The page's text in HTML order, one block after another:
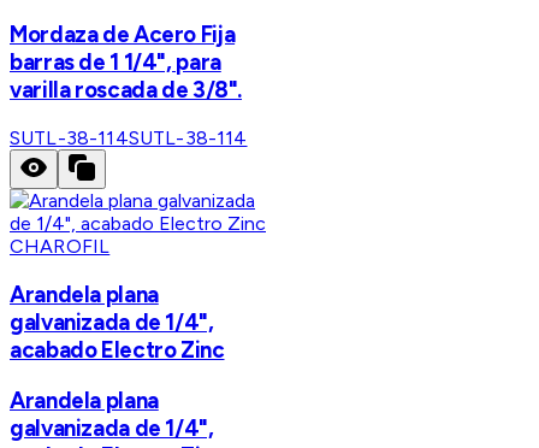
Mordaza de Acero Fija
barras de 1 1/4", para
varilla roscada de 3/8".
SUTL-38-114SUTL-38-114
CHAROFIL
Arandela plana
galvanizada de 1/4",
acabado Electro Zinc
Arandela plana
galvanizada de 1/4",